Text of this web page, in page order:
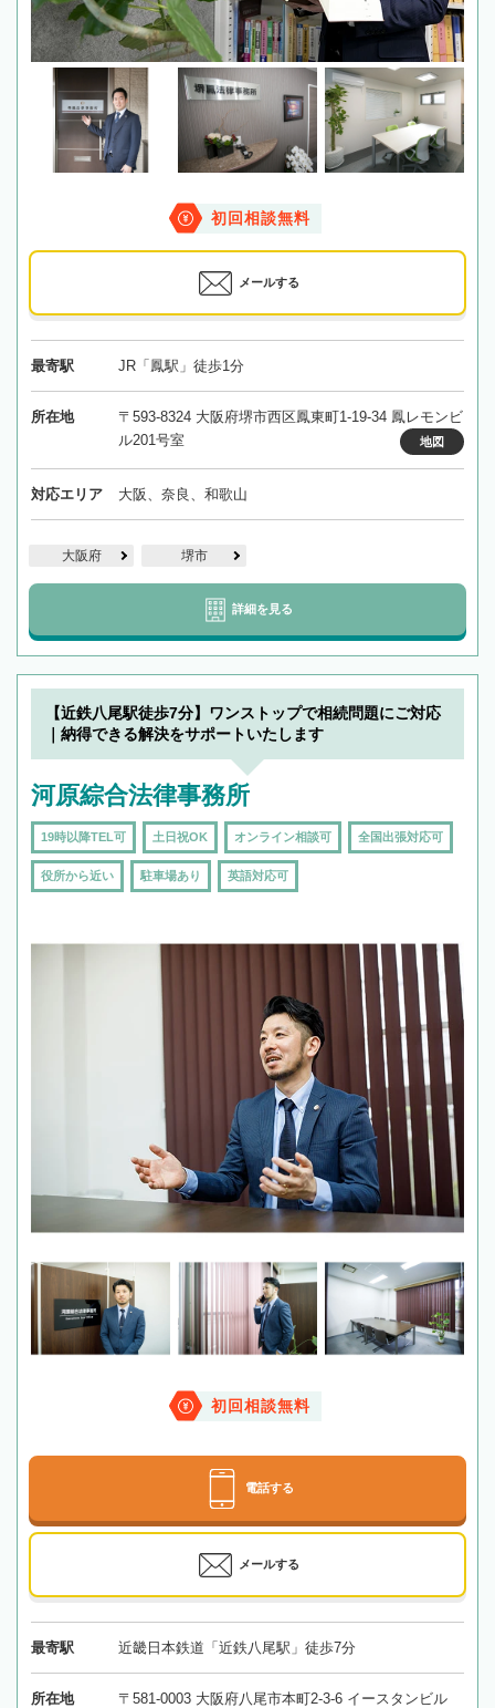
初回相談無料
メールする
最寄駅 JR「鳳駅」徒歩1分
所在地
〒593-8324 大阪府堺市西区鳳東町1-19-34 鳳レモンビ
ル201号室
地図
対応エリア 大阪、奈良、和歌山
大阪府 堺市
詳細を見る
【近鉄八尾駅徒歩7分】ワンストップで相続問題にご対応
｜納得できる解決をサポートいたします
河原綜合法律事務所
19時以降TEL可 土日祝OK オンライン相談可 全国出張対応可
役所から近い 駐車場あり 英語対応可
初回相談無料
電話する
メールする
最寄駅 近畿日本鉄道「近鉄八尾駅」徒歩7分
所在地 〒581-0003 大阪府八尾市本町2-3-6 イースタンビル